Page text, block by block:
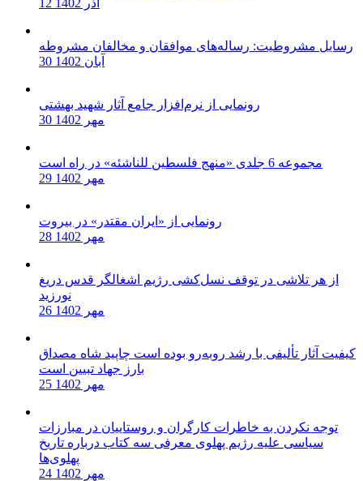
12 آذر 1402
رسایل مشروطیت: رساله‌های موافقان و مخالفان مشروطه
30 آبان 1402
رونمایی از نرم‌افزار جامع آثار شهید بهشتی
30 مهر 1402
مجموعه 6 جلدی «منهج فلسطین للناشئه» در راه است
29 مهر 1402
رونمایی از «ایران مقتدر» در بیروت
28 مهر 1402
از هر تلاشی در توقف نسل‌کشی رژیم اشغالگر قدس دریغ
نورزید
26 مهر 1402
کیفیت آثار تألیفی با رشد روبه‌رو بوده است چاپید شاه مصداق
بارز جهاد تبیین است
25 مهر 1402
توجه نکردن به خاطرات کارگران و روستاییان در مبارزات
سیاسی علیه رژیم پهلوی معرفی سه کتاب درباره تاریخ
پهلوی‌ها
24 مهر 1402